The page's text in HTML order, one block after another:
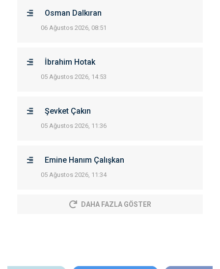
Osman Dalkıran
06 Ağustos 2026, 08:51
İbrahim Hotak
05 Ağustos 2026, 14:53
Şevket Çakın
05 Ağustos 2026, 11:36
Emine Hanım Çalışkan
05 Ağustos 2026, 11:34
DAHA FAZLA GÖSTER